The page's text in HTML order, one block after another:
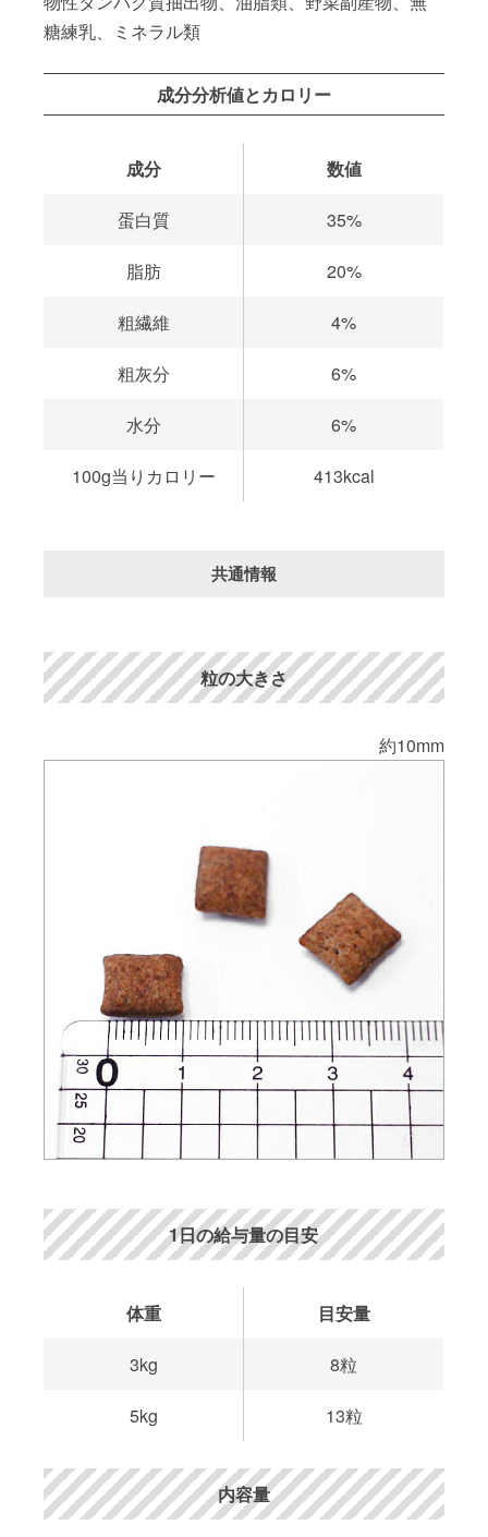
糖練乳、ミネラル類
成分分析値とカロリー
成分 数値
蛋白質 35%
脂肪 20%
粗繊維 4%
粗灰分 6%
水分 6%
100g当りカロリー 413kcal
共通情報
粒の大きさ
約10mm
1日の給与量の目安
体重 目安量
3kg 8粒
5kg 13粒
内容量